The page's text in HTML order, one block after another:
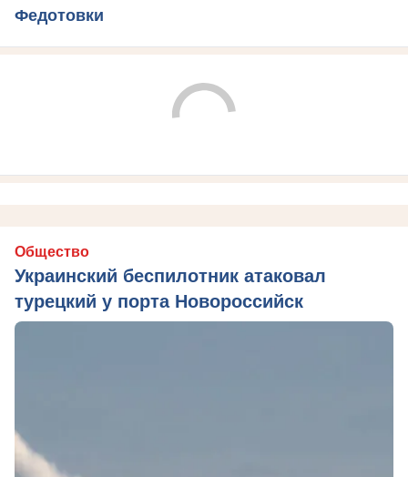
Федотовки
Общество
Украинский беспилотник атаковал
турецкий у порта Новороссийск